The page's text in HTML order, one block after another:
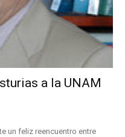
a la UNAM
un feliz reencuentro entre